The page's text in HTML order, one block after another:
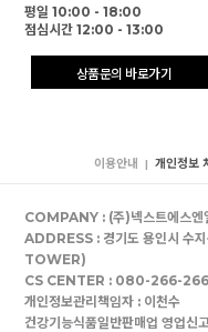
평일 10:00 - 18:00
점심시간 12:00 - 13:00
상품문의 바로가기
이용안내 | 개인정보
COMPANY : (주)넥스트에스
ADDRESS : 경기도 용인시 수
TOWER)
CS CENTER : 080-266-
개인정보관리책임자 : 이천수
건강기능식품일반판매업 영업